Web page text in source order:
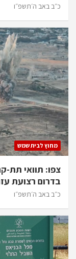
כ״ב באב ה׳תשפ״ו
מחוץ לבית שמש
צפו: תוואי תת-
בדרום רצועת
כ״ב באב ה׳תשפ״ו